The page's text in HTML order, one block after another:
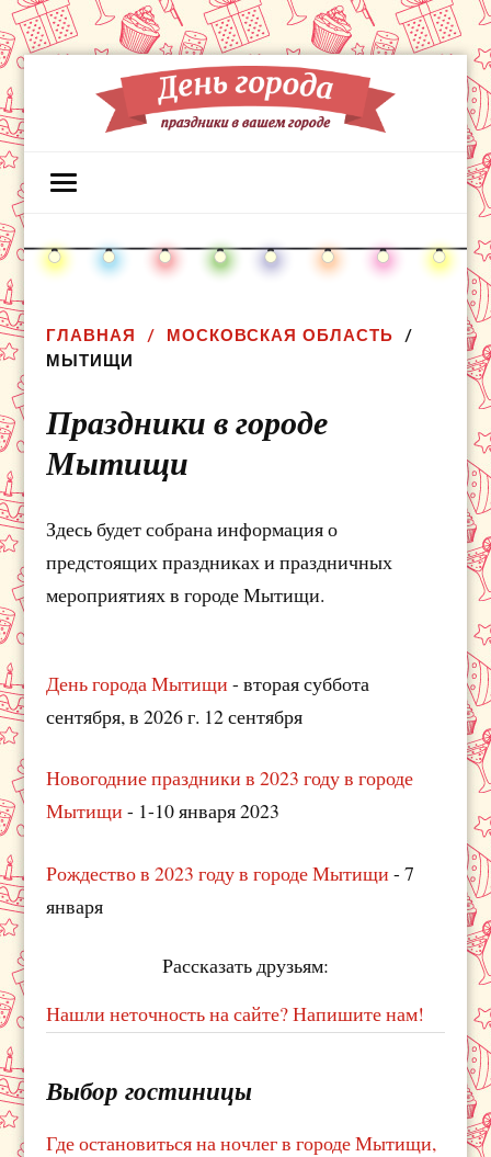
ГЛАВНАЯ
МОСКОВСКАЯ ОБЛАСТЬ
МЫТИЩИ
Праздники в городе
Мытищи
Здесь будет собрана информация о
предстоящих праздниках и праздничных
мероприятиях в городе Мытищи.
День города Мытищи - вторая суббота
сентября, в 2026 г. 12 сентября
Новогодние праздники в 2023 году в городе
Мытищи - 1-10 января 2023
Рождество в 2023 году в городе Мытищи - 7
января
Рассказать друзьям:
Нашли неточность на сайте? Напишите нам!
Выбор гостиницы
Где остановиться на ночлег в городе Мытищи,